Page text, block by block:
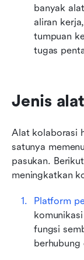
banyak
aliran
tumpuan
tugas
Jenis
Alat kolaborasi
satunya
pasukan.
meningkatkan
Platform
fungsi
berhubung